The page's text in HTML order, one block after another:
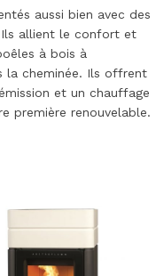
aussi bien avec des
Ils allient le confort et
à bois à
la cheminée. Ils offrent
et un chauffage
première renouvelable.